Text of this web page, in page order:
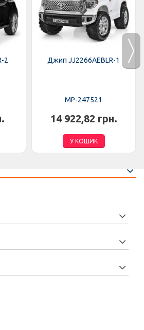
2 Джип JJ2266AEBLR-1
MP-247521
14 922,82 грн.
У КОШИК